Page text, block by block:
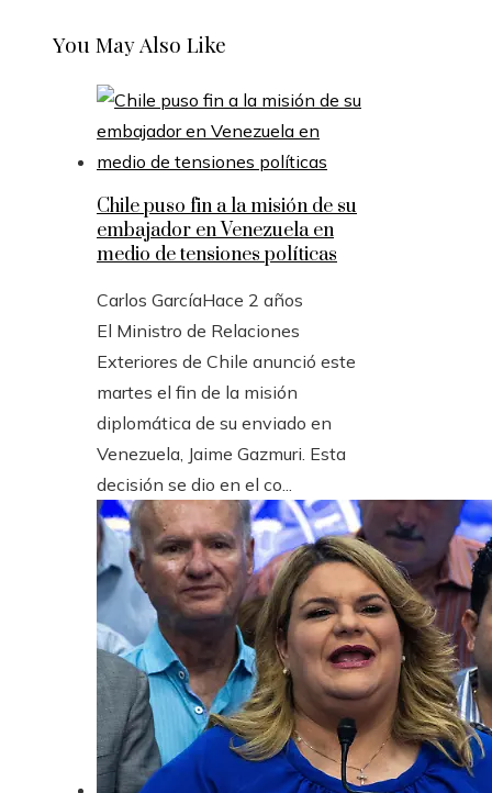
You May Also Like
Chile puso fin a la misión de su
embajador en Venezuela en
medio de tensiones políticas
Carlos GarcíaHace 2 años
El Ministro de Relaciones
Exteriores de Chile anunció este
martes el fin de la misión
diplomática de su enviado en
Venezuela, Jaime Gazmuri. Esta
decisión se dio en el co...